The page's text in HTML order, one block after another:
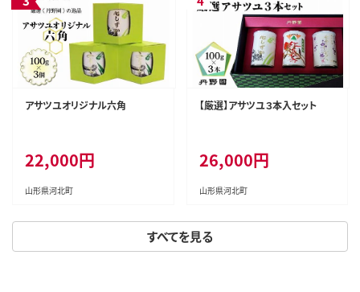
すべてを見る
アサツユオリジナル六角
22,000円
山形県河北町
【厳選】アサツユ３本入セット
26,000円
山形県河北町